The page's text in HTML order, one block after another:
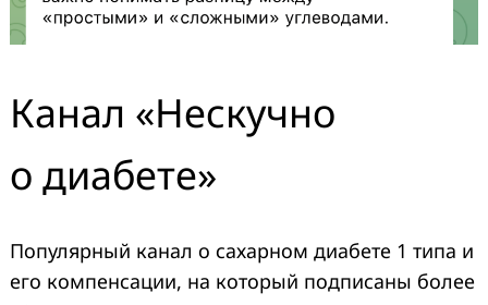
Канал «Нескучно
о диабете»
Популярный канал о сахарном диабете 1 типа и
его компенсации, на который подписаны более